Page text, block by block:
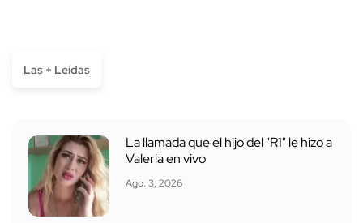
Las + Leídas
La llamada que el hijo del "R1" le hizo a
Valeria en vivo
Ago. 3, 2026